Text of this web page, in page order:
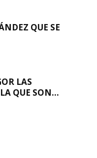
QUE SE
LAS
QUE SON...